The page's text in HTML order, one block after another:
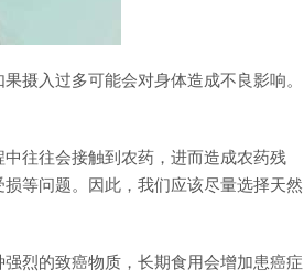
摄入过多可能会对身体造成不良影响。
往往会接触到农药，进而造成农药残
等问题。因此，我们应该尽量选择天然
烈的致癌物质，长期食用会增加患癌症